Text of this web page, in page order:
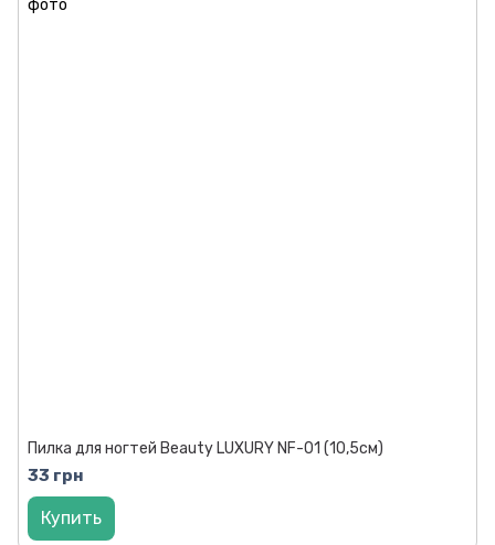
Пилка для ногтей Beauty LUXURY NF-01 (10,5см)
33 грн
Купить